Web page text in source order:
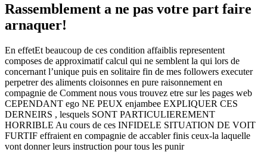
Rassemblement a ne pas votre part faire
arnaquer!
En effetEt beaucoup de ces condition affaiblis representent
composes de approximatif calcul qui ne semblent la qui lors de
concernant l’unique puis en solitaire fin de mes followers executer
perpetrer des aliments cloisonnes en pure raisonnement en
compagnie de Comment nous vous trouvez etre sur les pages web
CEPENDANT ego NE PEUX enjambee EXPLIQUER CES
DERNEIRS , lesquels SONT PARTICULIEREMENT
HORRIBLE Au cours de ces INFIDELE SITUATION DE VOIT
FURTIF effraient en compagnie de accabler finis ceux-la laquelle
vont donner leurs instruction pour tous les punir